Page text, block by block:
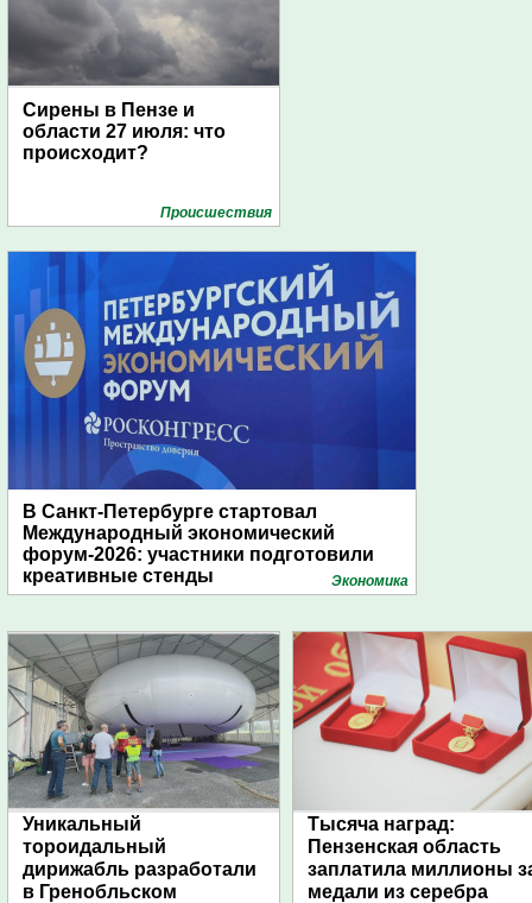
Сирены в Пензе и
области 27 июля: что
происходит?
Проиcшествия
В Санкт-Петербурге стартовал
Международный экономический
форум-2026: участники подготовили
креативные стенды
Экономика
Уникальный
тороидальный
дирижабль разработали
в Гренобльском
Тысяча наград:
Пензенская область
заплатила миллионы
медали из серебра